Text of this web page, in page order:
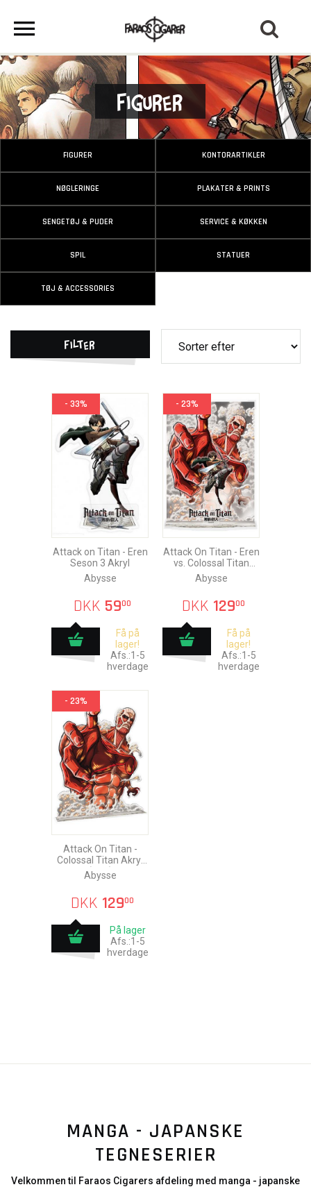
Figurer
FIGURER KONTORARTIKLER
NØGLERINGE PLAKATER & PRINTS
SENGETØJ & PUDER SERVICE & KØKKEN
SPIL STATUER
TØJ & ACCESSORIES
Filter
- 33%
Attack on Titan - Eren
Seson 3 Akryl
Abysse
DKK 5900
Få på
lager!
Afs.:1-5
hverdage
- 23%
Attack On Titan - Eren
vs. Colossal Titan
Akryl Diorama
Abysse
DKK 12900
Få på
lager!
Afs.:1-5
hverdage
- 23%
Attack On Titan -
Colossal Titan Akryl
(XXL)
Abysse
DKK 12900
På lager
Afs.:1-5
hverdage
MANGA - JAPANSKE
TEGNESERIER
Velkommen til Faraos Cigarers afdeling med manga - japanske